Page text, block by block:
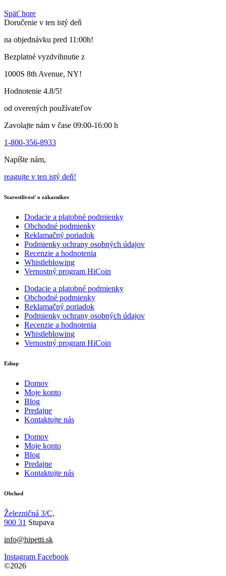
variantov.
Varianty
môžete
vybrať
na
stránke
Späť hore
Doručenie v ten istý deň
na objednávku pred 11:00h!
Bezplatné vyzdvihnutie z
1000S 8th Avenue, NY!
Hodnotenie 4.8/5!
od overených používateľov
Zavolajte nám v čase 09:00-16:00 h
1-800-356-8933
Napíšte nám,
reagujte v ten istý deň!
Starostlivosť o zákazníkov
Dodacie a platobné podmienky
Obchodné podmienky
Reklamačný poriadok
Podmienky ochrany osobných údajov
Recenzie a hodnotenia
Whistleblowing
Vernostný program HiCoin
Dodacie a platobné podmienky
Obchodné podmienky
Reklamačný poriadok
Podmienky ochrany osobných údajov
Recenzie a hodnotenia
Whistleblowing
Vernostný program HiCoin
Eshop
Domov
Moje konto
Blog
Predajne
Kontaktujte nás
Domov
Moje konto
Blog
Predajne
Kontaktujte nás
Obchod
Železničná 3/C,
900 31 Stupava
info@hipetti.sk
Instagram Facebook
©2026